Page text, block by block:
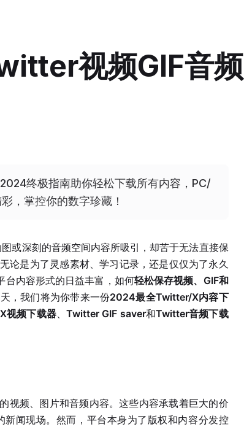
视频GIF音频
终极指南助你轻松下载所有内容，PC/
，掌控你的数字珍藏！
或深刻的音频空间内容所吸引，却苦于无法直接保
论是为了灵感素材、学习记录，还是仅仅为了永久
内容形式的日益丰富，如何轻松保存视频、GIF和
，我们将为你带来一份2024最全Twitter/X内容下
视频下载器、Twitter GIF saver和Twitter音频下载
视频、图片和音频内容。这些内容承载着巨大的价
闻现场。然而，平台本身为了版权和内容分发控